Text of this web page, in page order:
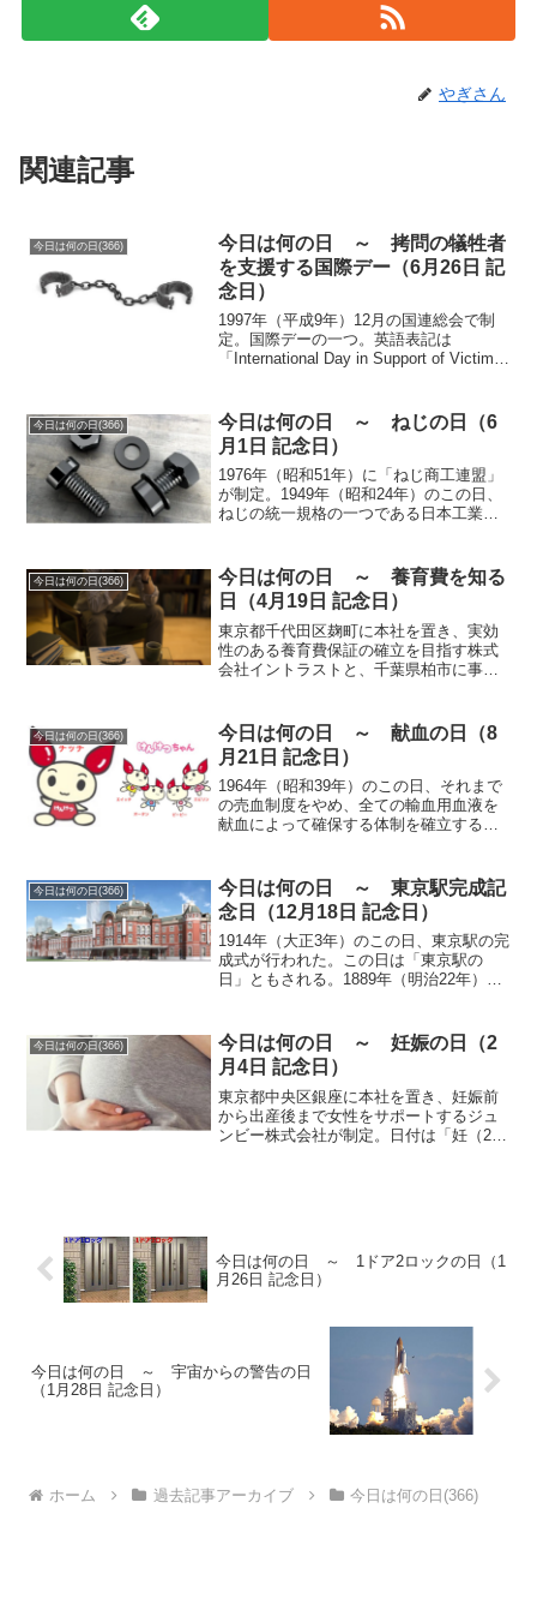
やぎさん
関連記事
今日は何の日(366)
今日は何の日 ～ 拷問の犠牲者
を支援する国際デー（6月26日 記
念日）
1997年（平成9年）12月の国連総会で制
定。国際デーの一つ。英語表記は
「International Day in Support of Victims
今日は何の日(366)
今日は何の日 ～ ねじの日（6
月1日 記念日）
1976年（昭和51年）に「ねじ商工連盟」
が制定。1949年（昭和24年）のこの日、
ねじの統一規格の一つである日本工業規
製品の重要性と貢献度を業界内外にPRす
ることが...
今日は何の日(366)
今日は何の日 ～ 養育費を知る
日（4月19日 記念日）
東京都千代田区麹町に本社を置き、実効
性のある養育費保証の確立を目指す株式
会社イントラストと、千葉県柏市に事務
同で制定。日付は「よ（4）うい（1）く
（9）」（養育）...
今日は何の日(366)
今日は何の日 ～ 献血の日（8
月21日 記念日）
1964年（昭和39年）のこの日、それまで
の売血制度をやめ、全ての輸血用血液を
献血によって確保する体制を確立するよ
過度の売血を繰り返す人たちの血液は血
球が少なく血漿部分...
今日は何の日(366)
今日は何の日 ～ 東京駅完成記
念日（12月18日 記念日）
1914年（大正3年）のこの日、東京駅の完
成式が行われた。この日は「東京駅の
日」ともされる。1889年（明治22年）に
されたが、資金不足や日露戦争などで中
断されていた。...
今日は何の日(366)
今日は何の日 ～ 妊娠の日（2
月4日 記念日）
東京都中央区銀座に本社を置き、妊娠前
から出産後まで女性をサポートするジュ
ンビー株式会社が制定。日付は「妊（2）
今日は何の日 ～ 1ドア2ロックの日（1
月26日 記念日）
今日は何の日 ～ 宇宙からの警告の日
（1月28日 記念日）
ホーム 過去記事アーカイブ 今日は何の日(366)